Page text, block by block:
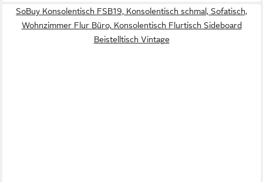
SoBuy Konsolentisch FSB19, Konsolentisch schmal, Sofatisch,
Wohnzimmer Flur Büro, Konsolentisch Flurtisch Sideboard
Beistelltisch Vintage